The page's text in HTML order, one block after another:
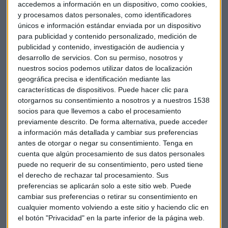
accedemos a información en un dispositivo, como cookies,
y procesamos datos personales, como identificadores
únicos e información estándar enviada por un dispositivo
para publicidad y contenido personalizado, medición de
publicidad y contenido, investigación de audiencia y
desarrollo de servicios. Con su permiso, nosotros y
nuestros socios podemos utilizar datos de localización
geográfica precisa e identificación mediante las
características de dispositivos. Puede hacer clic para
otorgarnos su consentimiento a nosotros y a nuestros 1538
socios para que llevemos a cabo el procesamiento
previamente descrito. De forma alternativa, puede acceder
a información más detallada y cambiar sus preferencias
antes de otorgar o negar su consentimiento. Tenga en
cuenta que algún procesamiento de sus datos personales
puede no requerir de su consentimiento, pero usted tiene
el derecho de rechazar tal procesamiento. Sus
preferencias se aplicarán solo a este sitio web. Puede
cambiar sus preferencias o retirar su consentimiento en
cualquier momento volviendo a este sitio y haciendo clic en
el botón "Privacidad" en la parte inferior de la página web.
No obstante, la compañía ha alertado de que si se produjera
una prohibición a nivel europeo sobre el uso de la tecnología
de Huawei en las redes de acceso sería un "gran problema"
para Vodafone, así como para el sector de las
telecomunicaciones europeo "al completo". El consejero
delegado también ha criticado que el debate sobre los
posibles usos de la tecnología de Huawei por parte del
Gobierno chino con fines de espionaje se está realizando "a
nivel político" y de forma "simplista".
"Tenemos que avanzar hacia un debate basado en hechos",
ha insistido. "Es el momento de iniciar conversaciones con
las agencias de seguridad, los políticos y Huawei para
mejorar el entendimiento de todos y dejar claro los pasos
que está dando Huawei", ha apostillado el ejecutivo de
Vodafone. De su lado, la compañía asiática ha destacado en
un comunicado que mantiene una relación "estratégica"